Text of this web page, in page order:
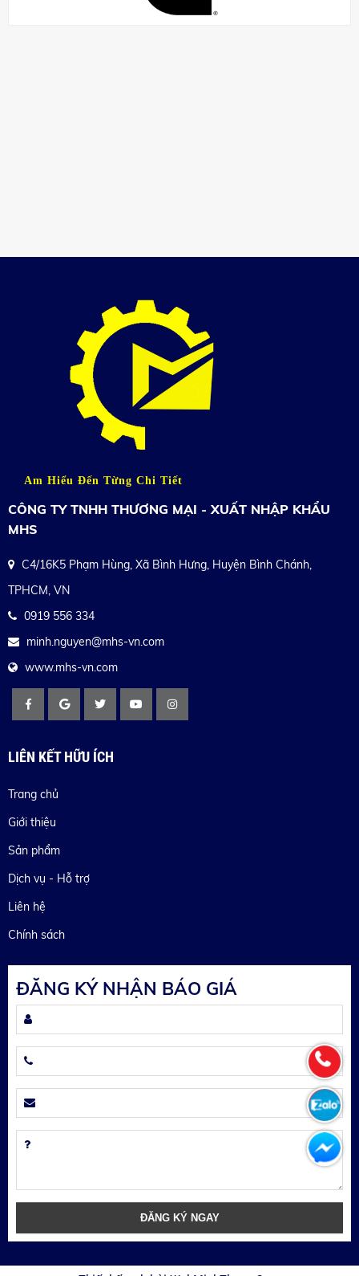
Am Hiểu Đến Từng Chi Tiết
CÔNG TY TNHH THƯƠNG MẠI - XUẤT NHẬP KHẨU
MHS
C4/16K5 Phạm Hùng, Xã Bình Hưng, Huyện Bình Chánh,
TPHCM, VN
0919 556 334
minh.nguyen@mhs-vn.com
www.mhs-vn.com
LIÊN KẾT HỮU ÍCH
Trang chủ
Giới thiệu
Sản phẩm
Dịch vụ - Hỗ trợ
Liên hệ
Chính sách
ĐĂNG KÝ NHẬN BÁO GIÁ